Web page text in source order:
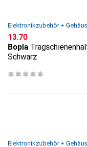
Elektronikzubehör +
CHF
13.70
Bopla
Schwarz
Elektronikzubehör +